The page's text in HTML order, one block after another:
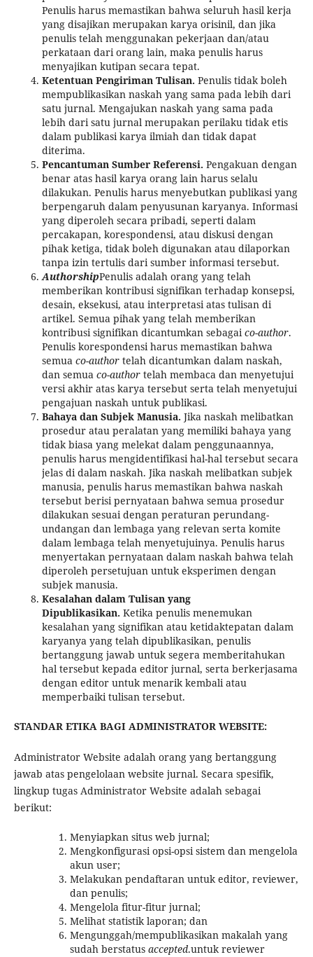
Penulis harus memastikan bahwa seluruh hasil kerja
yang disajikan merupakan karya orisinil, dan jika
penulis telah menggunakan pekerjaan dan/atau
perkataan dari orang lain, maka penulis harus
menyajikan kutipan secara tepat.
Ketentuan Pengiriman Tulisan. Penulis tidak boleh
mempublikasikan naskah yang sama pada lebih dari
satu jurnal. Mengajukan naskah yang sama pada
lebih dari satu jurnal merupakan perilaku tidak etis
dalam publikasi karya ilmiah dan tidak dapat
diterima.
Pencantuman Sumber Referensi. Pengakuan dengan
benar atas hasil karya orang lain harus selalu
dilakukan. Penulis harus menyebutkan publikasi yang
berpengaruh dalam penyusunan karyanya. Informasi
yang diperoleh secara pribadi, seperti dalam
percakapan, korespondensi, atau diskusi dengan
pihak ketiga, tidak boleh digunakan atau dilaporkan
tanpa izin tertulis dari sumber informasi tersebut.
AuthorshipPenulis adalah orang yang telah
memberikan kontribusi signifikan terhadap konsepsi,
desain, eksekusi, atau interpretasi atas tulisan di
artikel. Semua pihak yang telah memberikan
kontribusi signifikan dicantumkan sebagaico-author.
Penulis korespondensi harus memastikan bahwa
semua co-authortelah dicantumkan dalam naskah,
dan semua co-authortelah membaca dan menyetujui
versi akhir atas karya tersebut serta telah menyetujui
pengajuan naskah untuk publikasi.
Bahaya dan Subjek Manusia. Jika naskah melibatkan
prosedur atau peralatan yang memiliki bahaya yang
tidak biasa yang melekat dalam penggunaannya,
penulis harus mengidentifikasi hal-hal tersebut secara
jelas di dalam naskah. Jika naskah melibatkan subjek
manusia, penulis harus memastikan bahwa naskah
tersebut berisi pernyataan bahwa semua prosedur
dilakukan sesuai dengan peraturan perundang-
undangan dan lembaga yang relevan serta komite
dalam lembaga telah menyetujuinya. Penulis harus
menyertakan pernyataan dalam naskah bahwa telah
diperoleh persetujuan untuk eksperimen dengan
subjek manusia.
Kesalahan dalam Tulisan yang
Dipublikasikan. Ketika penulis menemukan
kesalahan yang signifikan atau ketidaktepatan dalam
karyanya yang telah dipublikasikan, penulis
bertanggung jawab untuk segera memberitahukan
hal tersebut kepada editor jurnal, serta berkerjasama
dengan editor untuk menarik kembali atau
memperbaiki tulisan tersebut.
STANDAR ETIKA BAGI ADMINISTRATOR WEBSITE:
Administrator Website adalah orang yang bertanggung
jawab atas pengelolaan website jurnal. Secara spesifik,
lingkup tugas Administrator Website adalah sebagai
berikut:
Menyiapkan situs web jurnal;
Mengkonfigurasi opsi-opsi sistem dan mengelola
akun user;
Melakukan pendaftaran untuk editor, reviewer,
dan penulis;
Mengelola fitur-fitur jurnal;
Melihat statistik laporan; dan
Mengunggah/mempublikasikan makalah yang
sudah berstatus accepted.untuk reviewer